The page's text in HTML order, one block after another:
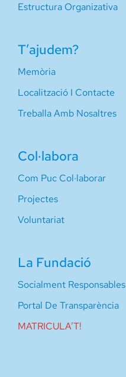
Estructura Organizativa
T’ajudem?
Memòria
Localització I Contacte
Treballa Amb Nosaltres
Col·labora
Com Puc Col·laborar
Projectes
Voluntariat
La Fundació
Socialment Responsables
Portal De Transparència
MATRICULA’T!